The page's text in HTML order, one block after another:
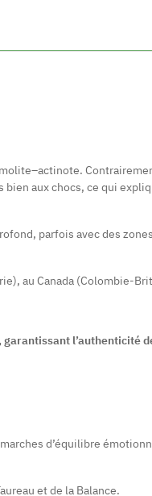
aux chocs, ce qui
parfois avec des
au Canada (Colombie-
l’authenticité
d’équilibre
et de la Balance.